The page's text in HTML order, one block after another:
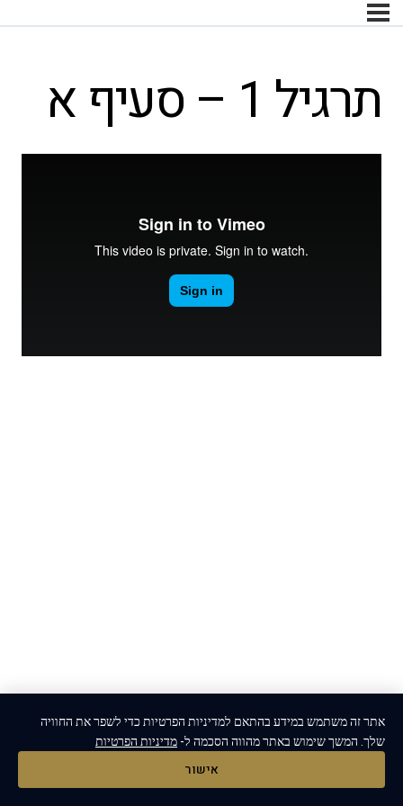
תרגיל 1 – סעיף א
אתר זה משתמש במידע בהתאם למדיניות הפרטיות כדי לשפר את החוויה
שלך. המשך שימוש באתר מהווה הסכמה ל- מדיניות הפרטיות
אישור